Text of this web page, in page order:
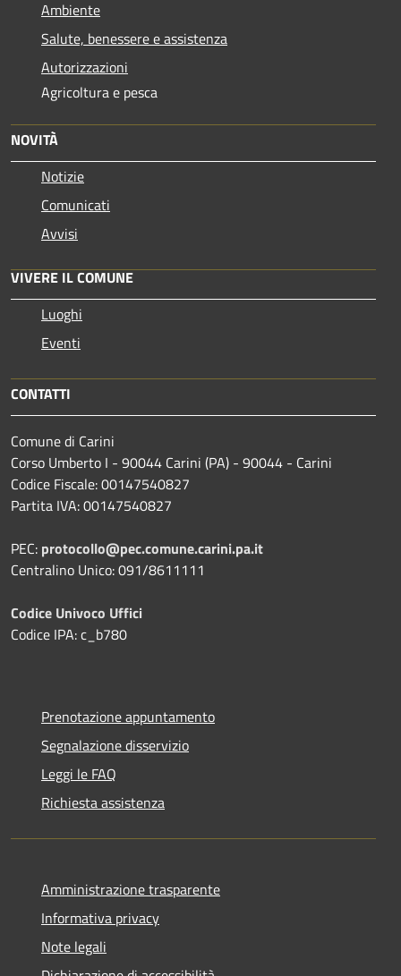
Ambiente
Salute, benessere e assistenza
Autorizzazioni
Agricoltura e pesca
NOVITÀ
Notizie
Comunicati
Avvisi
VIVERE IL COMUNE
Luoghi
Eventi
CONTATTI
Comune di Carini
Corso Umberto I - 90044 Carini (PA) - 90044 - Carini
Codice Fiscale: 00147540827
Partita IVA: 00147540827
PEC: protocollo@pec.comune.carini.pa.it
Centralino Unico: 091/8611111
Codice Univoco Uffici
Codice IPA: c_b780
Prenotazione appuntamento
Segnalazione disservizio
Leggi le FAQ
Richiesta assistenza
Amministrazione trasparente
Informativa privacy
Note legali